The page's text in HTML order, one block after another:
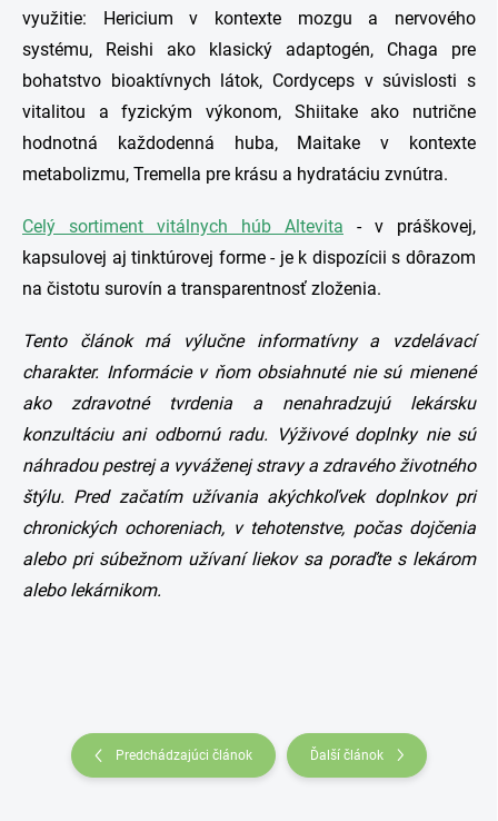
využitie: Hericium v kontexte mozgu a nervového
systému, Reishi ako klasický adaptogén, Chaga pre
bohatstvo bioaktívnych látok, Cordyceps v súvislosti s
vitalitou a fyzickým výkonom, Shiitake ako nutrične
hodnotná každodenná huba, Maitake v kontexte
metabolizmu, Tremella pre krásu a hydratáciu zvnútra.
Celý sortiment vitálnych húb Altevita - v práškovej,
kapsulovej aj tinktúrovej forme - je k dispozícii s dôrazom
na čistotu surovín a transparentnosť zloženia.
Tento článok má výlučne informatívny a vzdelávací
charakter. Informácie v ňom obsiahnuté nie sú mienené
ako zdravotné tvrdenia a nenahradzujú lekársku
konzultáciu ani odbornú radu. Výživové doplnky nie sú
náhradou pestrej a vyváženej stravy a zdravého životného
štýlu. Pred začatím užívania akýchkoľvek doplnkov pri
chronických ochoreniach, v tehotenstve, počas dojčenia
alebo pri súbežnom užívaní liekov sa poraďte s lekárom
alebo lekárnikom.
Predchádzajúci článok Ďalší článok